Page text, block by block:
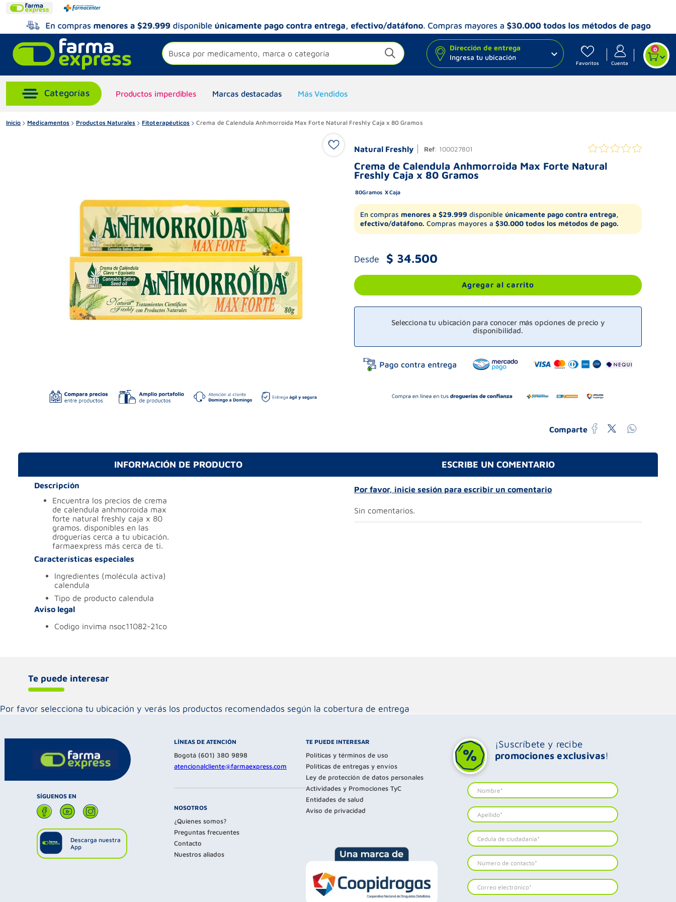
Busca por medicamento, marca o categoría
Dirección de entrega
Ingresa tu ubicación
Favoritos Cuenta
0
Productos imperdibles Marcas destacadas Más Vendidos
Inicio Medicamentos Productos Naturales Fitoterapéuticos Crema de Calendula Anhmorroida Max Forte Natural Freshly Caja x 80 Gramos
Natural Freshly Ref: 100027801
Crema de Calendula Anhmorroida Max Forte Natural
Freshly Caja x 80 Gramos
80Gramos Caja
En compras menores a $29.999 disponible únicamente pago contra entrega,
efectivo/datáfono. Compras mayores a $30.000 todos los métodos de pago.
Desde $ 34.500
Agregar al carrito
Selecciona tu ubicación para conocer más opciones de precio y
disponibilidad.
Comparte
INFORMACIÓN DE PRODUCTO
Descripción
encuentra los precios de crema
de calendula anhmorroida max
forte natural freshly caja x 80
gramos. disponibles en las
droguerías cerca a tu ubicación.
farmaexpress más cerca de ti.
Características especiales
ingredientes (molécula activa)
calendula
tipo de producto calendula
Aviso legal
codigo invima nsoc11082-21co
ESCRIBE UN COMENTARIO
Por favor, inicie sesión para escribir un comentario
Sin comentarios.
Te puede interesar
Por favor selecciona tu ubicación y verás los productos recomendados según la cobertura de entrega
SÍGUENOS EN
Descarga nuestra
App
LÍNEAS DE ATENCIÓN
Bogotá (601) 380 9898
atencionalcliente@farmaexpress.com
NOSOTROS
¿Quienes somos?
Preguntas frecuentes
Contacto
Nuestros aliados
TE PUEDE INTERESAR
Políticas y términos de uso
Políticas de entregas y envíos
Ley de protección de datos personales
Actividades y Promociones TyC
Entidades de salud
Aviso de privacidad
¡Suscríbete y recibe
promociones exclusivas!